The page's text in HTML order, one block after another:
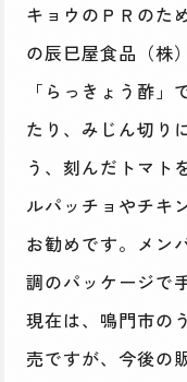
キョウのＰＲのた
の辰巳屋食品（株
「らっきょう酢
たり、みじん切り
う、刻んだトマト
ルパッチョやチキ
お勧めです。メン
調のパッケージで
現在は、鳴門市の
売ですが、今後の